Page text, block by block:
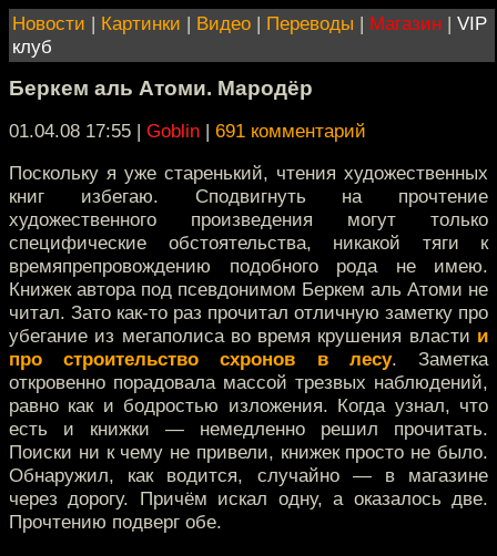
Новости | Картинки | Видео | Переводы | Магазин | VIP
клуб
Беркем аль Атоми. Мародёр
01.04.08 17:55 | Goblin | 691 комментарий
Поскольку я уже старенький, чтения художественных
книг избегаю. Сподвигнуть на прочтение
художественного произведения могут только
специфические обстоятельства, никакой тяги к
времяпрепровождению подобного рода не имею.
Книжек автора под псевдонимом Беркем аль Атоми не
читал. Зато как-то раз прочитал отличную заметку про
убегание из мегаполиса во время крушения власти и
про строительство схронов в лесу. Заметка
откровенно порадовала массой трезвых наблюдений,
равно как и бодростью изложения. Когда узнал, что
есть и книжки — немедленно решил прочитать.
Поиски ни к чему не привели, книжек просто не было.
Обнаружил, как водится, случайно — в магазине
через дорогу. Причём искал одну, а оказалось две.
Прочтению подверг обе.